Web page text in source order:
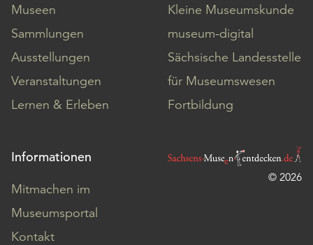
Museen
Sammlungen
Ausstellungen
Veranstaltungen
Lernen & Erleben
Kleine Museumskunde
museum-digital
Sächsische Landesstelle
für Museumswesen
Fortbildung
Informationen
Mitmachen im
Museumsportal
Kontakt
© 2026